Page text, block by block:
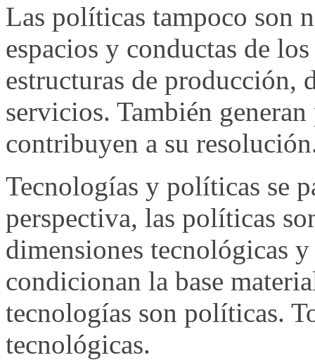
Las políticas tampoco son
espacios y conductas de
estructuras de producción,
servicios. También
contribuyen a su
Tecnologías y políticas se
perspectiva, las políticas
dimensiones tecnológicas
condicionan la base
tecnologías son políticas.
tecnológicas.